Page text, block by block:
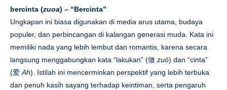
bercinta (zuoa) – “Bercinta”
Ungkapan ini biasa digunakan di media arus utama, budaya
populer, dan perbincangan di kalangan generasi muda. Kata ini
memiliki nada yang lebih lembut dan romantis, karena secara
langsung menggabungkan kata “lakukan” (做 zuò) dan “cinta”
(爱 Ah). Istilah ini mencerminkan perspektif yang lebih terbuka
dan penuh kasih sayang terhadap keintiman, serta pengaruh